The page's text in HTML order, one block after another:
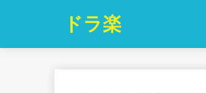
ドラ楽